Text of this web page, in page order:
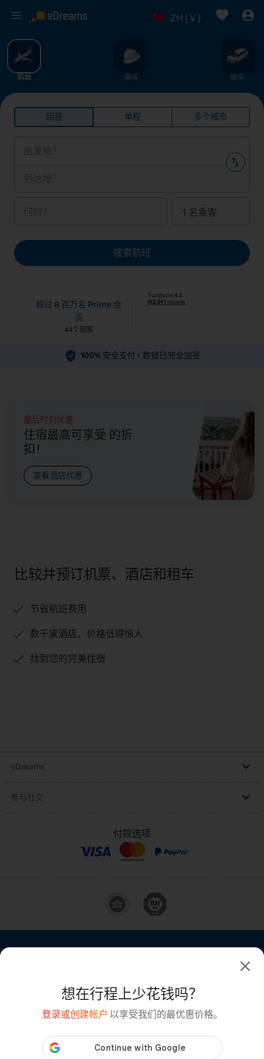
ZH (￥)
%
航班 酒店 租车
最后时刻优惠
住宿最高可享受 的折
扣！
查看酒店优惠
比较并预订机票、酒店和租车
节省航班费用
数千家酒店，价格低得惊人
找到您的完美住宿
回程 单程 多个城市
搜索航班
超过 8 百万名 Prime 会
员
44个国家
100% 安全支付 · 数据已完全加密
eDreams ,
参与社交 ,
付款选项
Cookie 政策
隐私政策
桌面版
常见问题
想在行程上少花钱吗？
登录或创建帐户 以享受我们的最优惠价格。